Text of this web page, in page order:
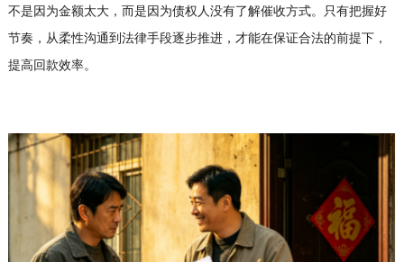
不是因为金额太大，而是因为债权人没有了解催收方式。只有把握好
节奏，从柔性沟通到法律手段逐步推进，才能在保证合法的前提下，
提高回款效率。